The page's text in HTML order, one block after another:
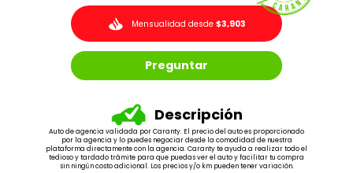
Mensualidad desde$3,903
Preguntar
Descripción
Auto de agencia validada por Caranty. El precio del auto es proporcionado
por la agencia y lo puedes negociar desde la comodidad de nuestra
plataforma directamente con la agencia. Caranty te ayuda a realizar todo el
tedioso y tardado trámite para que puedas ver el auto y facilitar tu compra
sin ningún costo adicional. Los precios y/o km pueden tener variación.